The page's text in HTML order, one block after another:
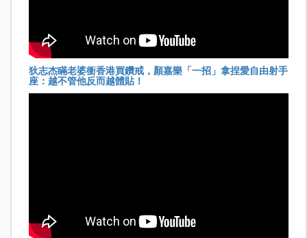
狄志杰瞞老婆衝香港買鑽戒，顏嘉樂「一招」拿捏愛自由射手
座：越不管他反而越體貼！